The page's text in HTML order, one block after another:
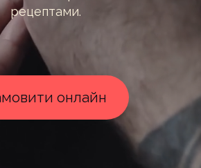
рецептами.
онлайн